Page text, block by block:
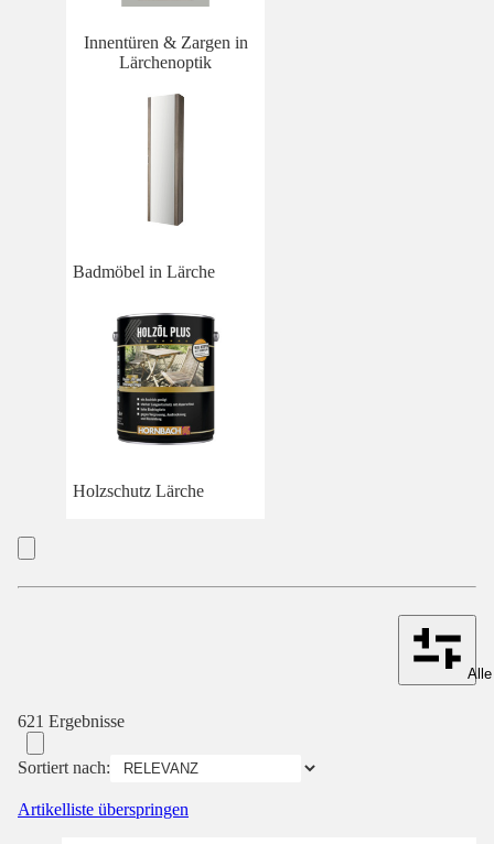
Innentüren & Zargen in
Lärchenoptik
Badmöbel in Lärche
Holzschutz Lärche
621 Ergebnisse
Sortiert nach:
Artikelliste überspringen